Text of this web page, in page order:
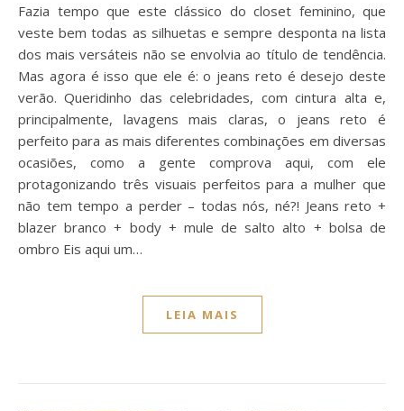
Fazia tempo que este clássico do closet feminino, que
veste bem todas as silhuetas e sempre desponta na lista
dos mais versáteis não se envolvia ao título de tendência.
Mas agora é isso que ele é: o jeans reto é desejo deste
verão. Queridinho das celebridades, com cintura alta e,
principalmente, lavagens mais claras, o jeans reto é
perfeito para as mais diferentes combinações em diversas
ocasiões, como a gente comprova aqui, com ele
protagonizando três visuais perfeitos para a mulher que
não tem tempo a perder – todas nós, né?! Jeans reto +
blazer branco + body + mule de salto alto + bolsa de
ombro Eis aqui um…
LEIA MAIS